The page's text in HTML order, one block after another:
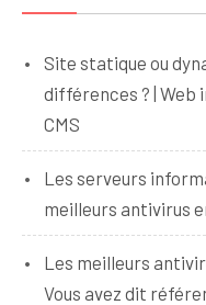
Site statique ou
différences ? | Web
CMS
Les serveurs
meilleurs antivirus
Les meilleurs
Vous avez dit